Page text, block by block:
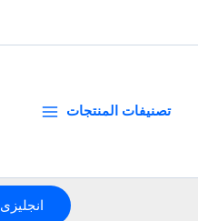
تصنيفات المنتجات
English_انجليزى